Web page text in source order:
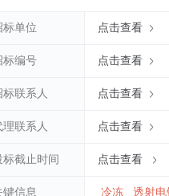
标单位 点击查看
标编号 点击查看
标联系人 点击查看
理联系人 点击查看
标截止时间 点击查看
键信息 冷冻 透射电